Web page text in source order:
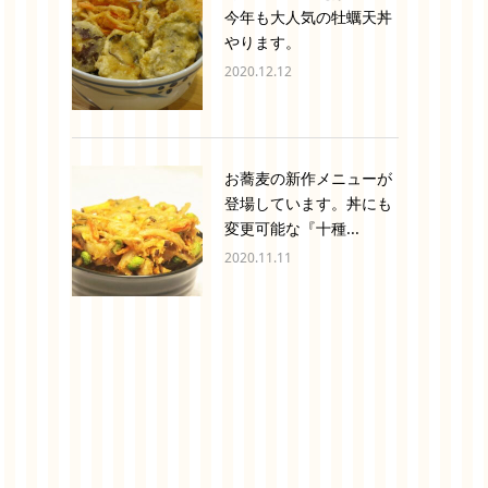
今年も大人気の牡蠣天丼
やります。
2020.12.12
お蕎麦の新作メニューが
登場しています。丼にも
変更可能な『十種...
2020.11.11